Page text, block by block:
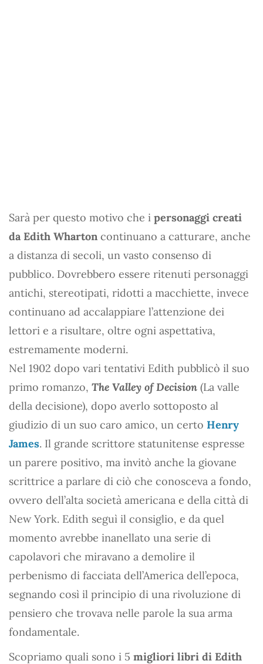
Sarà per questo motivo che i personaggi creati
da Edith Wharton continuano a catturare, anche
a distanza di secoli, un vasto consenso di
pubblico. Dovrebbero essere ritenuti personaggi
antichi, stereotipati, ridotti a macchiette, invece
continuano ad accalappiare l’attenzione dei
lettori e a risultare, oltre ogni aspettativa,
estremamente moderni.
Nel 1902 dopo vari tentativi Edith pubblicò il suo
primo romanzo, The Valley of Decision (La valle
della decisione), dopo averlo sottoposto al
giudizio di un suo caro amico, un certo Henry
James. Il grande scrittore statunitense espresse
un parere positivo, ma invitò anche la giovane
scrittrice a parlare di ciò che conosceva a fondo,
ovvero dell’alta società americana e della città di
New York. Edith seguì il consiglio, e da quel
momento avrebbe inanellato una serie di
capolavori che miravano a demolire il
perbenismo di facciata dell’America dell’epoca,
segnando così il principio di una rivoluzione di
pensiero che trovava nelle parole la sua arma
fondamentale.
Scopriamo quali sono i 5 migliori libri di Edith